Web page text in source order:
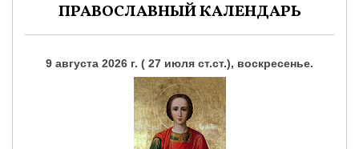
ПРАВОСЛАВНЫЙ КАЛЕНДАРЬ
9 августа 2026 г. ( 27 июля ст.ст.), воскресенье.